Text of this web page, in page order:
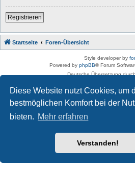
Diese Website nutzt Cookies, um
bestmöglichen Komfort bei der
bieten. Mehr erfahren
Verstanden!
Registrieren
Startseite Foren-Übersicht
Style developer by
Powered by phpBB® Forum
Deutsche Übersetzung